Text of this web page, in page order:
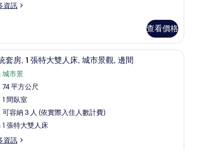
資訊
查看價格
景觀 總統套房, 1 張特大雙人床, 城市景觀, 邊間 |
套房, 1 張特大雙人床, 城市景觀, 邊間
城市景
74 平方公尺
1 間臥室
可容納 3 人 (依實際入住人數計費)
1 張特大雙人床
資訊